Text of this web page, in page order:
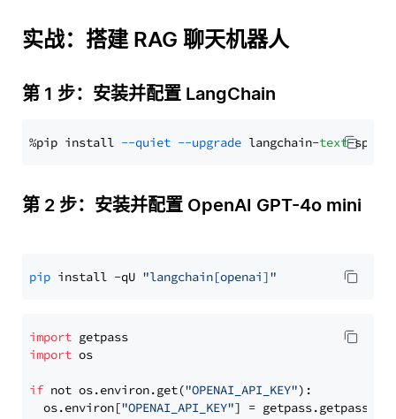
实战：搭建 RAG 聊天机器人
第 1 步：安装并配置 LangChain
%pip install --quiet --upgrade langchain-text
第 2 步：安装并配置 OpenAI GPT-4o mini
pip install -qU "langchain[openai]"
import
import os
if not os.environ.get("OPENAI_API_KEY"):
  os.environ[
"OPENAI_API_KEY"] = getpass.getpass(